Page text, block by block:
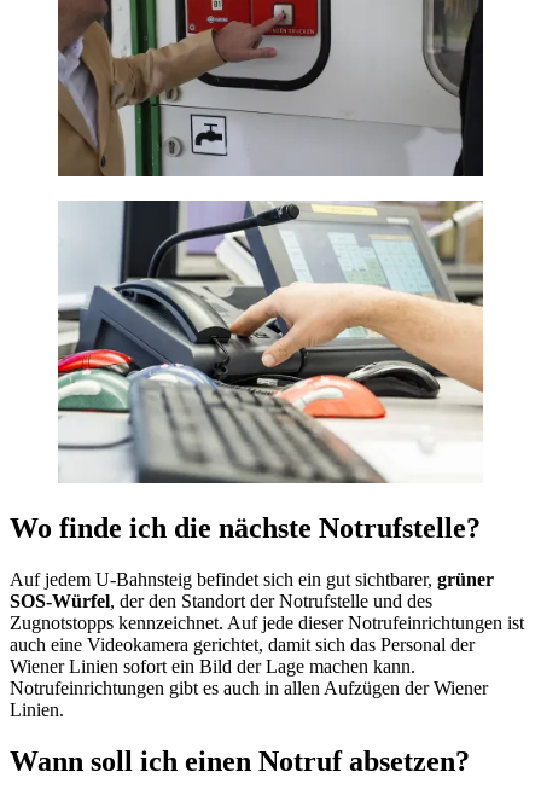
Wo finde ich die nächste Notrufstelle?
Auf jedem U-Bahnsteig befindet sich ein gut sichtbarer, grüner
SOS-Würfel, der den Standort der Notrufstelle und des
Zugnotstopps kennzeichnet. Auf jede dieser Notrufeinrichtungen ist
auch eine Videokamera gerichtet, damit sich das Personal der
Wiener Linien sofort ein Bild der Lage machen kann.
Notrufeinrichtungen gibt es auch in allen Aufzügen der Wiener
Linien.
Wann soll ich einen Notruf absetzen?